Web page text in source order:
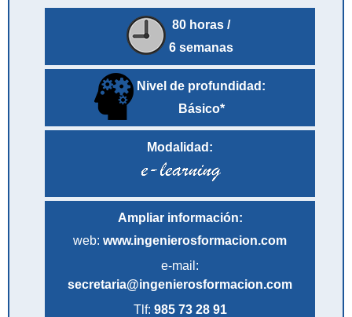
80 horas /
6 semanas
Nivel de profundidad:
Básico*
Modalidad:
Ampliar información:
web: www.ingenierosformacion.com
e-mail:
secretaria@ingenierosformacion.com
Tlf: 985 73 28 91